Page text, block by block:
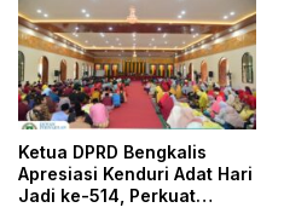
Ketua DPRD Bengkalis
Apresiasi Kenduri Adat Hari
Jadi ke-514, Perkuat